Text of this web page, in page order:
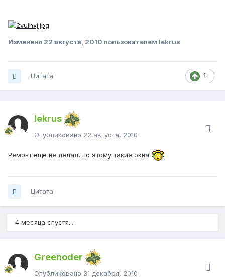
Изменено 22 августа, 2010 пользователем lekrus
1
Цитата
lekrus
Опубликовано 22 августа, 2010
Ремонт еще не делал, по этому такие окна
Цитата
4 месяца спустя...
Greenoder
Опубликовано 31 декабря, 2010